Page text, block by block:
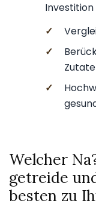
✓
✓
✓
Welcher
getreide
besten zu